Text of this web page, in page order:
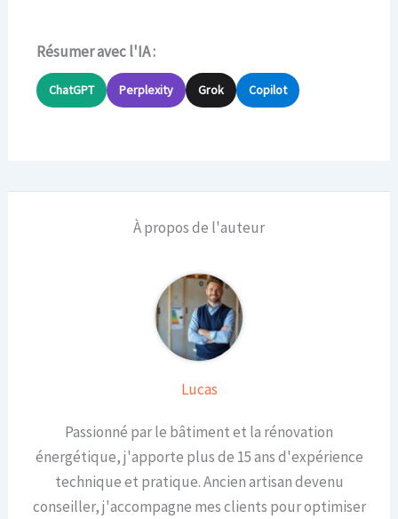
Résumer avec l'IA :
ChatGPT Perplexity Grok Copilot
À propos de l'auteur
Lucas
Passionné par le bâtiment et la rénovation
énergétique, j'apporte plus de 15 ans d'expérience
technique et pratique. Ancien artisan devenu
conseiller, j'accompagne mes clients pour optimiser